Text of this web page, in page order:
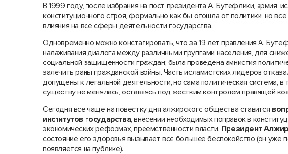
В 1999 году, после избрания на пост президента А. Бутефлики, армия,
конституционного строя, формально как бы отошла от политики, но
влияния на все сферы деятельности государства.
Одновременно можно констатировать, что за 19 лет правления А.
налаживания диалога между различными группами населения, для
социальной защищенности граждан; была проведена амнистия
залечить раны гражданской войны. Часть исламистских лидеров
допущены к легальной деятельности, но сама политическая система,
существу не менялась, оставаясь под жестким контролем правящей
Сегодня все чаще на повестку дня алжирского общества ставится
институтов государства, внесении необходимых поправок в
экономических реформах, преемственности власти. Президент
состояние его здоровья вызывает все большее беспокойство (он уже
появляется на публике).